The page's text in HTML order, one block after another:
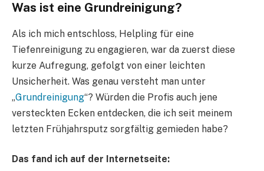
Was ist eine Grundreinigung?
Als ich mich entschloss, Helpling für eine
Tiefenreinigung zu engagieren, war da zuerst diese
kurze Aufregung, gefolgt von einer leichten
Unsicherheit. Was genau versteht man unter
„Grundreinigung“? Würden die Profis auch jene
versteckten Ecken entdecken, die ich seit meinem
letzten Frühjahrsputz sorgfältig gemieden habe?
Das fand ich auf der Internetseite: